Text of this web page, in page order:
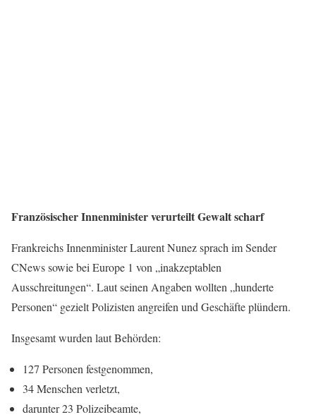
Französischer Innenminister verurteilt Gewalt scharf
Frankreichs Innenminister Laurent Nunez sprach im Sender
CNews sowie bei Europe 1 von „inakzeptablen
Ausschreitungen“. Laut seinen Angaben wollten „hunderte
Personen“ gezielt Polizisten angreifen und Geschäfte plündern.
Insgesamt wurden laut Behörden:
127 Personen festgenommen,
34 Menschen verletzt,
darunter 23 Polizeibeamte,